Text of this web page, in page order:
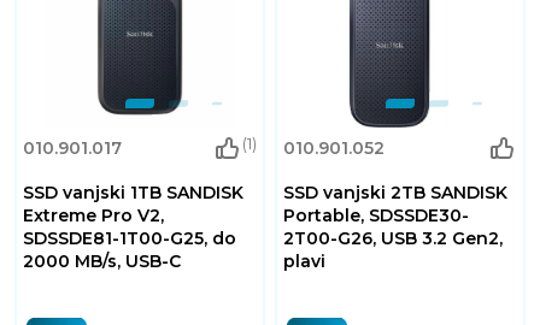
010.901.017 (1)
SSD vanjski 1TB SANDISK
Extreme Pro V2,
SDSSDE81-1T00-G25, do
2000 MB/s, USB-C
010.901.052
SSD vanjski 2TB SANDISK
Portable, SDSSDE30-
2T00-G26, USB 3.2 Gen2,
plavi